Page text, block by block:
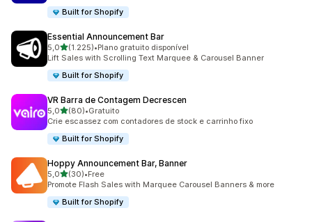
Built for Shopify
Essential Announcement Bar
5,0de 5 estrelas
(1.225)
1225 total de avaliações
•Plano gratuito disponível
Lift Sales with Scrolling Text Marquee & Carousel Banner
Built for Shopify
VR Barra de Contagem Decrescen
5,0de 5 estrelas
(80)
80 total de avaliações
•Gratuito
Crie escassez com contadores de stock e carrinho fixo
Built for Shopify
Hoppy Announcement Bar, Banner
5,0de 5 estrelas
(30)
30 total de avaliações
•Free
Promote Flash Sales with Marquee Carousel Banners & more
Built for Shopify